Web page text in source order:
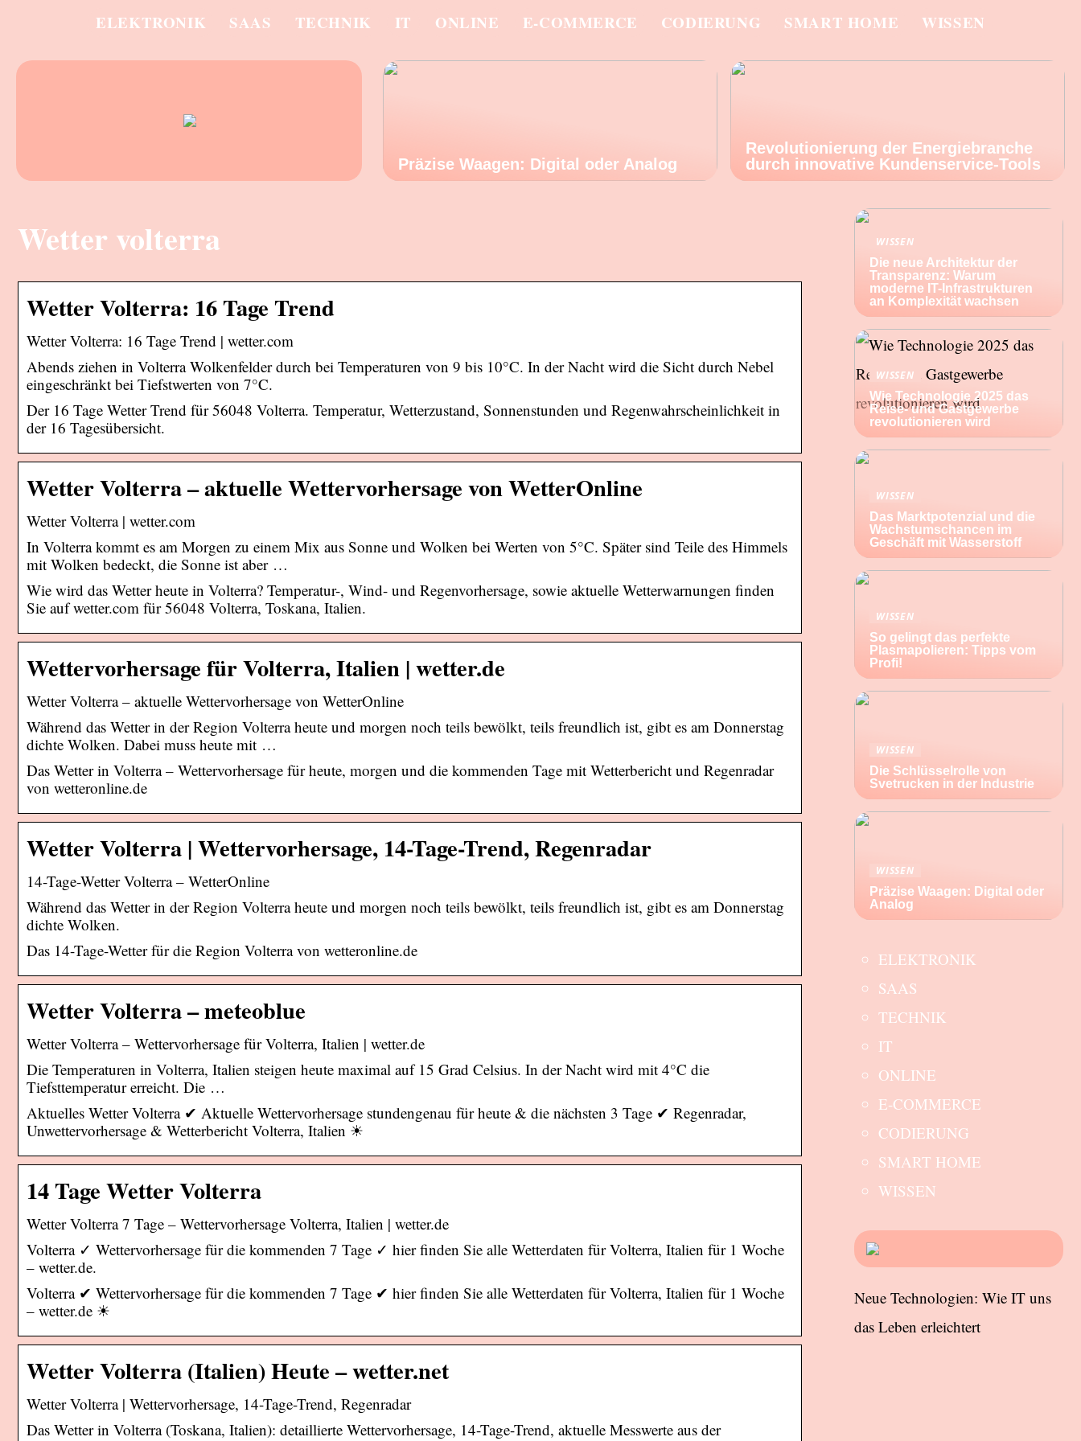
ELEKTRONIK SAAS TECHNIK IT ONLINE E-COMMERCE CODIERUNG SMART HOME WISSEN
Präzise Waagen: Digital oder Analog
Revolutionierung der Energiebranche
durch innovative Kundenservice-Tools
Wetter volterra
Wetter Volterra: 16 Tage Trend
Wetter Volterra: 16 Tage Trend | wetter.com
Abends ziehen in Volterra Wolkenfelder durch bei Temperaturen von 9 bis 10°C. In der Nacht wird die Sicht durch Nebel
eingeschränkt bei Tiefstwerten von 7°C.
Der 16 Tage Wetter Trend für 56048 Volterra. Temperatur, Wetterzustand, Sonnenstunden und Regenwahrscheinlichkeit in
der 16 Tagesübersicht.
Wetter Volterra – aktuelle Wettervorhersage von WetterOnline
Wetter Volterra | wetter.com
In Volterra kommt es am Morgen zu einem Mix aus Sonne und Wolken bei Werten von 5°C. Später sind Teile des Himmels
mit Wolken bedeckt, die Sonne ist aber …
Wie wird das Wetter heute in Volterra? Temperatur-, Wind- und Regenvorhersage, sowie aktuelle Wetterwarnungen finden
Sie auf wetter.com für 56048 Volterra, Toskana, Italien.
Wettervorhersage für Volterra, Italien | wetter.de
Wetter Volterra – aktuelle Wettervorhersage von WetterOnline
Während das Wetter in der Region Volterra heute und morgen noch teils bewölkt, teils freundlich ist, gibt es am Donnerstag
dichte Wolken. Dabei muss heute mit …
Das Wetter in Volterra – Wettervorhersage für heute, morgen und die kommenden Tage mit Wetterbericht und Regenradar
von wetteronline.de
Wetter Volterra | Wettervorhersage, 14-Tage-Trend, Regenradar
14-Tage-Wetter Volterra – WetterOnline
Während das Wetter in der Region Volterra heute und morgen noch teils bewölkt, teils freundlich ist, gibt es am Donnerstag
dichte Wolken.
Das 14-Tage-Wetter für die Region Volterra von wetteronline.de
Wetter Volterra – meteoblue
Wetter Volterra – Wettervorhersage für Volterra, Italien | wetter.de
Die Temperaturen in Volterra, Italien steigen heute maximal auf 15 Grad Celsius. In der Nacht wird mit 4°C die
Tiefsttemperatur erreicht. Die …
Aktuelles Wetter Volterra ✔ Aktuelle Wettervorhersage stundengenau für heute & die nächsten 3 Tage ✔ Regenradar,
Unwettervorhersage & Wetterbericht Volterra, Italien ☀
14 Tage Wetter Volterra
Wetter Volterra 7 Tage – Wettervorhersage Volterra, Italien | wetter.de
Volterra ✓ Wettervorhersage für die kommenden 7 Tage ✓ hier finden Sie alle Wetterdaten für Volterra, Italien für 1 Woche
– wetter.de.
Volterra ✔ Wettervorhersage für die kommenden 7 Tage ✔ hier finden Sie alle Wetterdaten für Volterra, Italien für 1 Woche
– wetter.de ☀
Wetter Volterra (Italien) Heute – wetter.net
Wetter Volterra | Wettervorhersage, 14-Tage-Trend, Regenradar
Das Wetter in Volterra (Toskana, Italien): detaillierte Wettervorhersage, 14-Tage-Trend, aktuelle Messwerte aus der
WISSEN
Die neue Architektur der
Transparenz: Warum
moderne IT-Infrastrukturen
an Komplexität wachsen
WISSEN
Wie Technologie 2025 das
Reise- und Gastgewerbe
revolutionieren wird
WISSEN
Das Marktpotenzial und die
Wachstumschancen im
Geschäft mit Wasserstoff
WISSEN
So gelingt das perfekte
Plasmapolieren: Tipps vom
Profi!
WISSEN
Die Schlüsselrolle von
Svetrucken in der Industrie
WISSEN
Präzise Waagen: Digital oder
Analog
ELEKTRONIK
SAAS
TECHNIK
IT
ONLINE
E-COMMERCE
CODIERUNG
SMART HOME
WISSEN
Neue Technologien: Wie IT uns
das Leben erleichtert